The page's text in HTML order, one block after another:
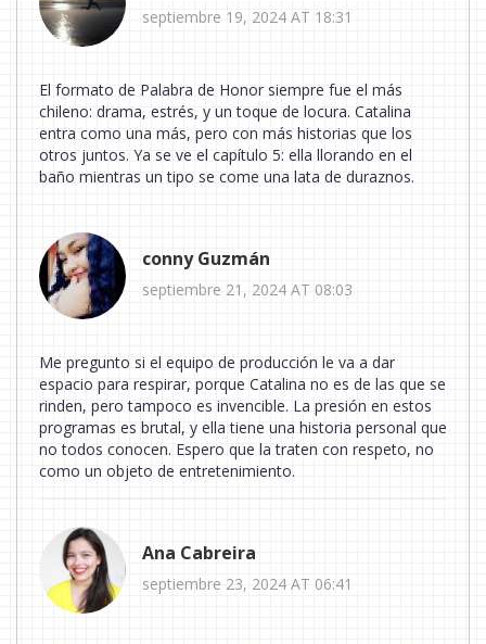
septiembre 19, 2024 AT 18:31
El formato de Palabra de Honor siempre fue el más
chileno: drama, estrés, y un toque de locura. Catalina
entra como una más, pero con más historias que los
otros juntos. Ya se ve el capítulo 5: ella llorando en el
baño mientras un tipo se come una lata de duraznos.
conny Guzmán
septiembre 21, 2024 AT 08:03
Me pregunto si el equipo de producción le va a dar
espacio para respirar, porque Catalina no es de las que se
rinden, pero tampoco es invencible. La presión en estos
programas es brutal, y ella tiene una historia personal que
no todos conocen. Espero que la traten con respeto, no
como un objeto de entretenimiento.
Ana Cabreira
septiembre 23, 2024 AT 06:41